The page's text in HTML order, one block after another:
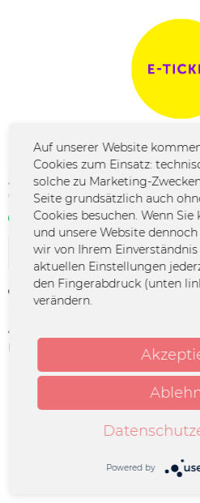
59,90 € *
*inkl. MwSt. zzgl. Versandkosten
Sofort verfügbar | 3 - 4
In
Merken
Artikel-Nr.:
Herstellerinfo:
Friedrich-
Münster |
dem Kauf zum Download zur
Auf unserer Website
Cookies zum Einsatz:
solche zu Marketing-
Seite grundsätzlich auch
Cookies besuchen. Wenn
und unsere Website
wir von Ihrem Einverständnis
aktuellen Einstellungen
den Fingerabdruck (unten
verändern.
Powered by